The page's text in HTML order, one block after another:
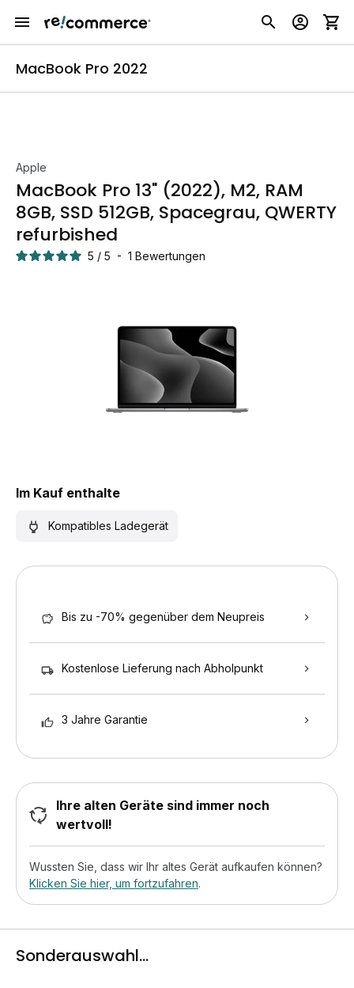
MacBook Pro 2022
Apple
MacBook Pro 13" (2022), M2, RAM
8GB, SSD 512GB, Spacegrau, QWERTY
refurbished
5 / 5 - 1 Bewertungen
Im Kauf enthalte
Kompatibles Ladegerät
Bis zu -70% gegenüber dem Neupreis
Kostenlose Lieferung nach Abholpunkt
3 Jahre Garantie
Ihre alten Geräte sind immer noch
wertvoll!
Wussten Sie, dass wir Ihr altes Gerät aufkaufen können?
Klicken Sie hier, um fortzufahren.
Sonderauswahl...